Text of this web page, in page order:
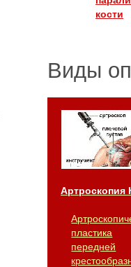
кости
Виды
Артроскопия
пластика
передней